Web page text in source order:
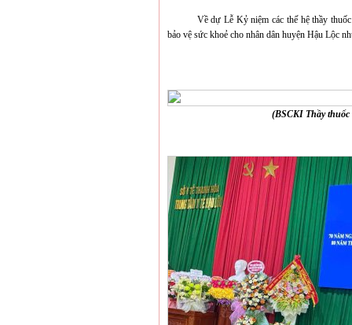
Về dự Lễ Kỷ niệm các thế hệ thầy
bảo vệ sức khoẻ cho nhân dân huyện Hậu Lộc
(BSCKI Thầy thuốc